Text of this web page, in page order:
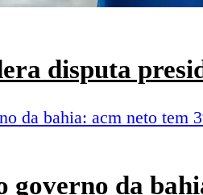
disputa
governo da